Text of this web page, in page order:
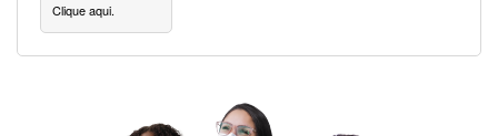
Clique aqui.